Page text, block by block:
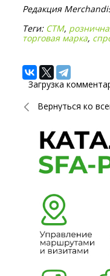
Редакция
Теги: СТМ,
торговая марка,
Загрузка
Вернуться ко